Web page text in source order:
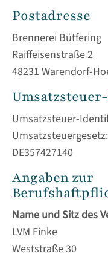
24h/ 365days
Mon - Fri 8:00am -
Get in
Cybersteel Inc.
376-293 City Road,
San Francisco, CA
Have any
+44 1234 567
Postadresse
Brennerei Bütfering
Raiffeisenstraße 2
48231 Warendorf-
Umsatzsteuer-
Umsatzsteuergesetz:
DE357427140
Angaben zur
Name und Sitz des
LVM Finke
Weststraße 30